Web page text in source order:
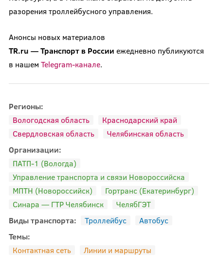
разорения троллейбусного управления.
Анонсы новых материалов
TR.ru — Транспорт в России ежедневно публикуются
в нашем Telegram-канале.
Регионы:
Вологодская область
Краснодарский край
Свердловская область
Челябинская область
Организации:
ПАТП-1 (Вологда)
Управление транспорта и связи Новороссийска
МПТН (Новороссийск)
Гортранс (Екатеринбург)
Синара — ГТР Челябинск
ЧелябГЭТ
Виды транспорта:
Троллейбус
Автобус
Темы:
Контактная сеть
Линии и маршруты